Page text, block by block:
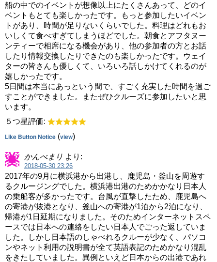
船の中でのイベントが想像以上にたくさんあって、どのイ
ベントもとても楽しかったです。もっと参加したいイベン
トがあり、時間が足りないくらいでした。料理はどれもお
いしくて食べすぎてしまうほどでした。朝食とアフタヌー
ンティーで相席になる機会があり、他の参加者の方とお話
したり情報交換したりできたのも楽しかったです。ウェイ
ターの皆さんも優しくて、いろいろ話しかけてくれるのが
嬉しかったです。
5日間は本当にあっという間で、すごく充実した時間を過ご
すことができました。またぜひクルーズに参加したいと思
います。
５つ星評価:
Like Button Notice (view)
かんべまり より:
2018-05-30 23:26
2017年の9月に横浜港から出港し、鹿児島・釜山を周遊す
るクルージングでした。横浜港出港のためかかなり日本人
の乗船客が多かったです。台風が直撃したため、鹿児島へ
の寄港が抜港となり、釜山への寄港が1泊から2泊になり、
帰港が1日延期になりました。そのためインターネットスペ
ースでは日本への連絡をしたい日本人でごった返していま
した。しかし日本語のしゃべれるクルーが少なく、パソコ
ンやネット利用の説明書が全て英語表記のためかなり混乱
をきたしていました。異例といえど日本からの出港であれ